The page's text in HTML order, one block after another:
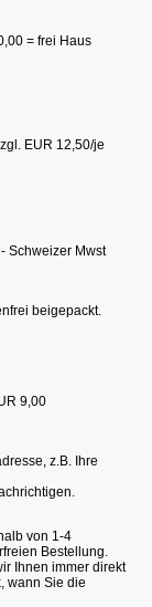
= frei Haus
EUR 12,50/je
Schweizer Mwst
beigepackt.
9,00
z.B. Ihre
von 1-4
Bestellung.
Ihnen immer direkt
wann Sie die